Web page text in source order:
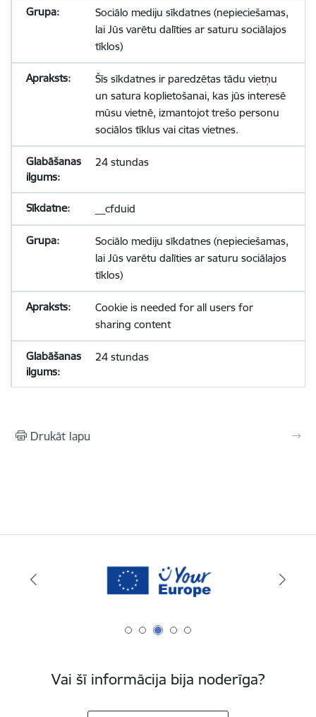
Sociālo mediju sīkdatnes (nepieciešamas,
lai Jūs varētu dalīties ar saturu sociālajos
tīklos)
Šīs sīkdatnes ir paredzētas tādu vietņu
un satura koplietošanai, kas jūs interesē
mūsu vietnē, izmantojot trešo personu
sociālos tīklus vai citas vietnes.
24 stundas
__cfduid
Sociālo mediju sīkdatnes (nepieciešamas,
lai Jūs varētu dalīties ar saturu sociālajos
tīklos)
Cookie is needed for all users for
sharing content
24 stundas
Drukāt lapu
Vai šī informācija bija noderīga?